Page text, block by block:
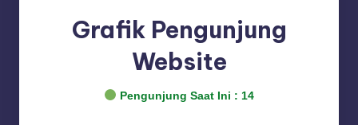
Grafik Pengunjung
Website
Pengunjung Saat Ini : 14